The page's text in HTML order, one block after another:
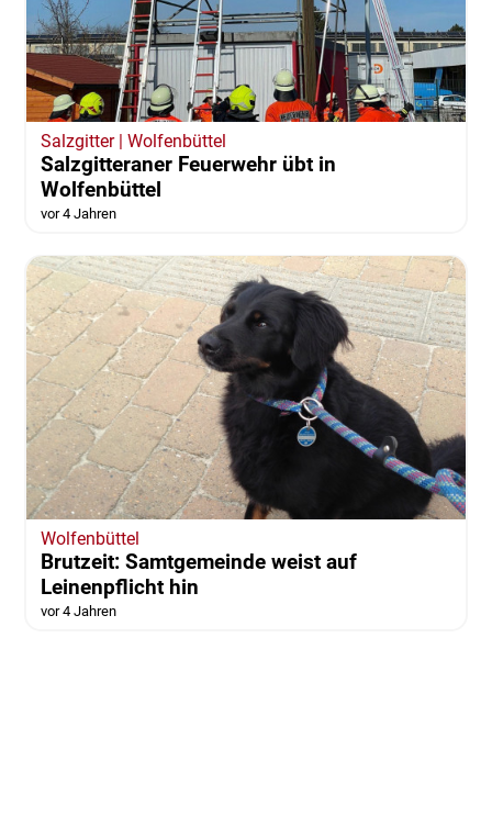
Salzgitter | Wolfenbüttel
Salzgitteraner Feuerwehr übt in
Wolfenbüttel
vor 4 Jahren
Wolfenbüttel
Brutzeit: Samtgemeinde weist auf
Leinenpflicht hin
vor 4 Jahren